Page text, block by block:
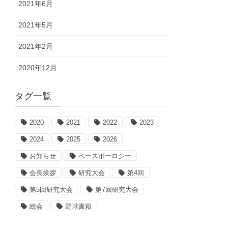
2021年6月
2021年5月
2021年2月
2020年12月
タグ一覧
2020 2021 2022 2023
2024 2025 2026
お知らせ ベースボーロジー
会長挨拶 研究大会 第4回
第5回研究大会 第7回研究大会
総会 野球書籍